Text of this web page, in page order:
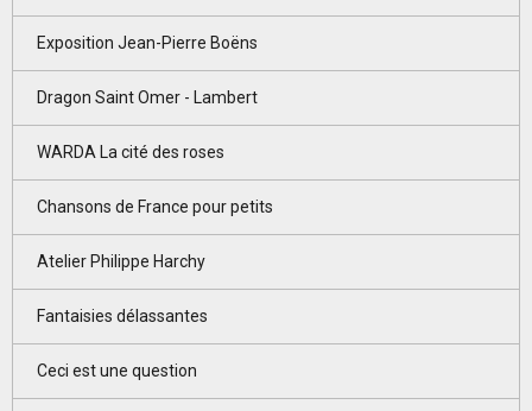
Exposition Jean-Pierre Boëns
Dragon Saint Omer - Lambert
WARDA La cité des roses
Chansons de France pour petits
Atelier Philippe Harchy
Fantaisies délassantes
Ceci est une question